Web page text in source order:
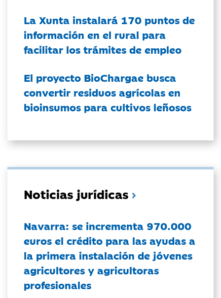
La Xunta instalará 170 puntos de
información en el rural para
facilitar los trámites de empleo
El proyecto BioChargae busca
convertir residuos agrícolas en
bioinsumos para cultivos leñosos
Noticias jurídicas
Navarra: se incrementa 970.000
euros el crédito para las ayudas a
la primera instalación de jóvenes
agricultores y agricultoras
profesionales